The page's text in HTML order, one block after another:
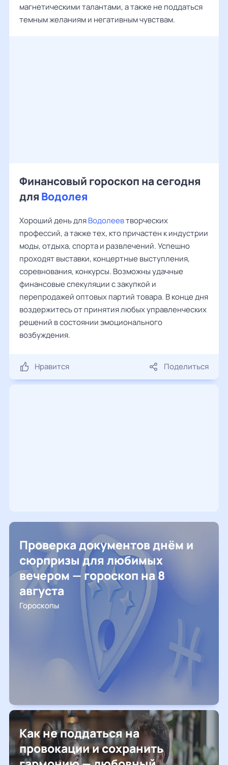
магнетическими талантами, а также не поддаться
темным желаниям и негативным чувствам.
Финансовый гороскоп на сегодня
для Водолея
Хороший день дляВодолеевтворческих
профессий, а также тех, кто причастен к индустрии
моды, отдыха, спорта и развлечений. Успешно
проходят выставки, концертные выступления,
соревнования, конкурсы. Возможны удачные
финансовые спекуляции с закупкой и
перепродажей оптовых партий товара. В конце дня
воздержитесь от принятия любых управленческих
решений в состоянии эмоционального
возбуждения.
Нравится Поделиться
Проверка документов днём и
сюрпризы для любимых
вечером — гороскоп на 8
августа
Гороскопы
Как не поддаться на
провокации и сохранить